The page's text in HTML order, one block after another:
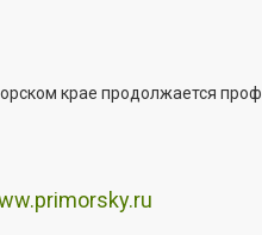
крае продолжается